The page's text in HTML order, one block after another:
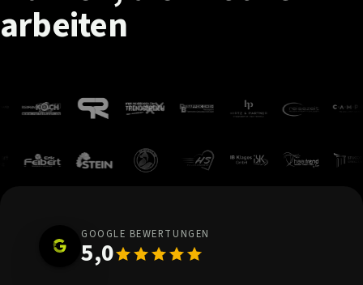
arbeiten
GOOGLE BEWERTUNGEN
5,0